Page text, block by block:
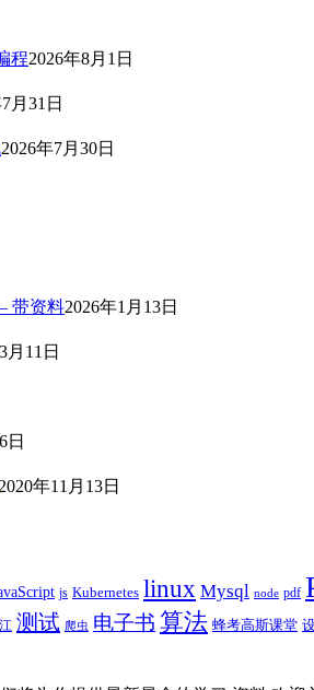
程2026年8月1日
月31日
2026年7月30日
带资料2026年1月13日
月11日
日
2020年11月13日
js Kubernetes linux Mysql node pdf
测试 爬虫 电子书 算法 蜂考高斯课堂